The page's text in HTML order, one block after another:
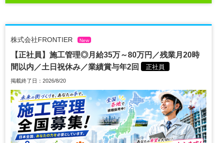
株式会社FRONTIER New
【正社員】施工管理◎月給35万～80万円／残業月20時
間以内／土日祝休み／業績賞与年2回
正社員
掲載終了日：2026/8/20